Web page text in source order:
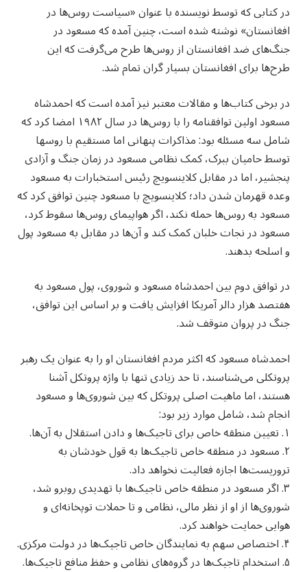
در کتابی که توسط نویسنده با عنوان «سیاست روس‌ها در
افغانستان» نوشته شده است، چنین آمده که مسعود در
جنگ‌های ضد افغانستان از روس‌ها طرح می‌گرفت که این
طرح‌ها برای افغانستان بسیار گران تمام شد.
در برخی کتاب‌ها و مقالات معتبر نیز آمده است که احمدشاه
مسعود اولین توافقنامه را با روس‌ها در سال ۱۹۸۲ امضا کرد که
شامل سه مسئله بود: مذاکرات پنهانی اما مستقیم با روسها
توسط حامیان ببرک، کمک نظامی مسعود در زمان جنگ و آزادی
پنجشیر، اما در مقابل کلاینسویچ رئیس استخبارات به مسعود
وعده قهرمان شدن داد؛ کلاینسویچ با مسعود چنین توافق کرد که
مسعود به روس‌ها حمله نکند، اگر هواپیمای روس‌ها سقوط کرد،
مسعود در نجات خلبان کمک کند و آن‌ها در مقابل به مسعود پول
و اسلحه بدهند.
در توافق دوم بین احمدشاه مسعود و شوروی، پول مسعود به
هفتصد هزار دالر آمریکا افزایش یافت و بر اساس این توافق،
جنگ در پروان متوقف شد.
احمدشاه مسعود که اکثر مردم افغانستان او را به عنوان یک رهبر
پروتکلی می‌شناسند، تا حد زیادی تنها با واژه پروتکل آشنا
هستند، اما ماهیت اصلی پروتکل که بین شوروی‌ها و مسعود
انجام شد، شامل موارد زیر بود:
۱. تعیین منطقه خاص برای تاجیک‌ها و دادن استقلال به آن‌ها.
۲. مسعود در منطقه خاص تاجیک‌ها به قول خودشان به
تروریست‌ها اجازه فعالیت نخواهد داد.
۳. اگر مسعود در منطقه خاص تاجیک‌ها با تهدیدی روبرو شد،
شوروی‌ها از او از نظر مالی، نظامی و تا حملات توپخانه‌ای و
هوایی حمایت خواهند کرد.
۴. اختصاص سهم به نمایندگان خاص تاجیک‌ها در دولت مرکزی.
۵. استخدام تاجیک‌ها در گروه‌های نظامی و حفظ منافع تاجیک‌ها.